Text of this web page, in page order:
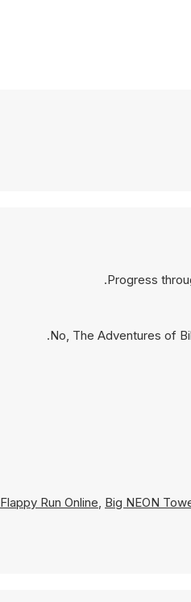
Progress
No, The Adventures of
Flappy Run Online, Big NEON